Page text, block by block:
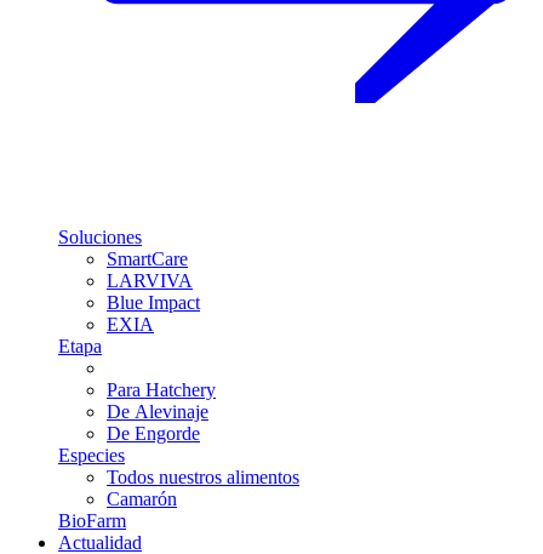
Soluciones
SmartCare
LARVIVA
Blue Impact
EXIA
Etapa
Para Hatchery
De Alevinaje
De Engorde
Especies
Todos nuestros alimentos
Camarón
BioFarm
Actualidad